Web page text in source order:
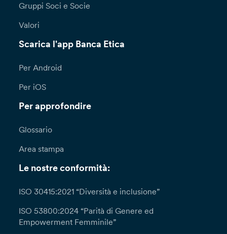
Gruppi Soci e Socie
Valori
Scarica l'app Banca Etica
Per Android
Per iOS
Per approfondire
Glossario
Area stampa
Le nostre conformità:
ISO 30415:2021 “Diversità e inclusione”
ISO 53800:2024 “Parità di Genere ed
Empowerment Femminile”